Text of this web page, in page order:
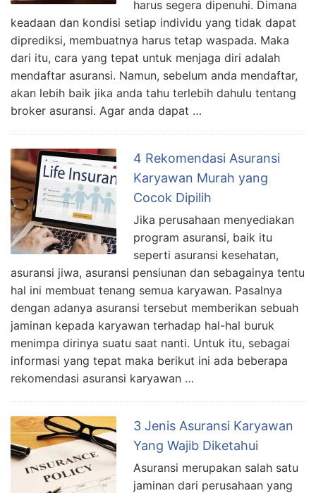
harus segera dipenuhi. Dimana
keadaan dan kondisi setiap individu yang tidak dapat
diprediksi, membuatnya harus tetap waspada. Maka
dari itu, cara yang tepat untuk menjaga diri adalah
mendaftar asuransi. Namun, sebelum anda mendaftar,
akan lebih baik jika anda tahu terlebih dahulu tentang
broker asuransi. Agar anda dapat …
4 Rekomendasi Asuransi
Karyawan Murah yang
Cocok Dipilih
Jika perusahaan menyediakan
program asuransi, baik itu
seperti asuransi kesehatan,
asuransi jiwa, asuransi pensiunan dan sebagainya tentu
hal ini membuat tenang semua karyawan. Pasalnya
dengan adanya asuransi tersebut memberikan sebuah
jaminan kepada karyawan terhadap hal-hal buruk
menimpa dirinya suatu saat nanti. Untuk itu, sebagai
informasi yang tepat maka berikut ini ada beberapa
rekomendasi asuransi karyawan …
3 Jenis Asuransi Karyawan
Yang Wajib Diketahui
Asuransi merupakan salah satu
jaminan dari perusahaan yang